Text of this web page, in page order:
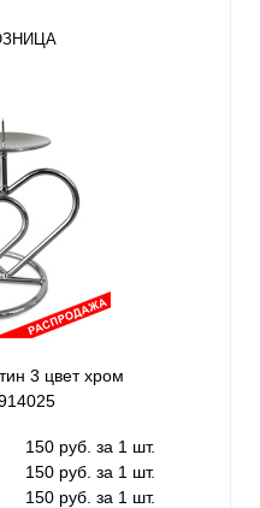
3 цвет хром
150 руб. за 1 шт.
150 руб. за 1 шт.
150 руб. за 1 шт.